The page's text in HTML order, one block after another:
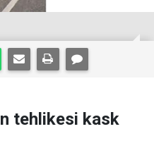
tehlikesi kask